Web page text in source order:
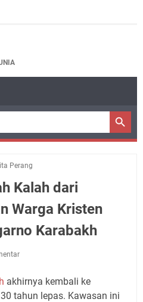
Perang
Kalah dari
Warga Kristen
Karabakh
akhirnya kembali ke
tahun lepas. Kawasan ini